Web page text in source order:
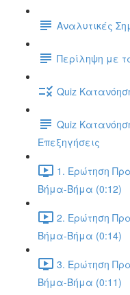
Αναλυτικές
Περίληψη με
Quiz
Quiz
Επεξηγήσεις
1. Ερώτηση
Βήμα-Βήμα (0:12)
2. Ερώτηση
Βήμα-Βήμα (0:14)
3. Ερώτηση
Βήμα-Βήμα (0:11)